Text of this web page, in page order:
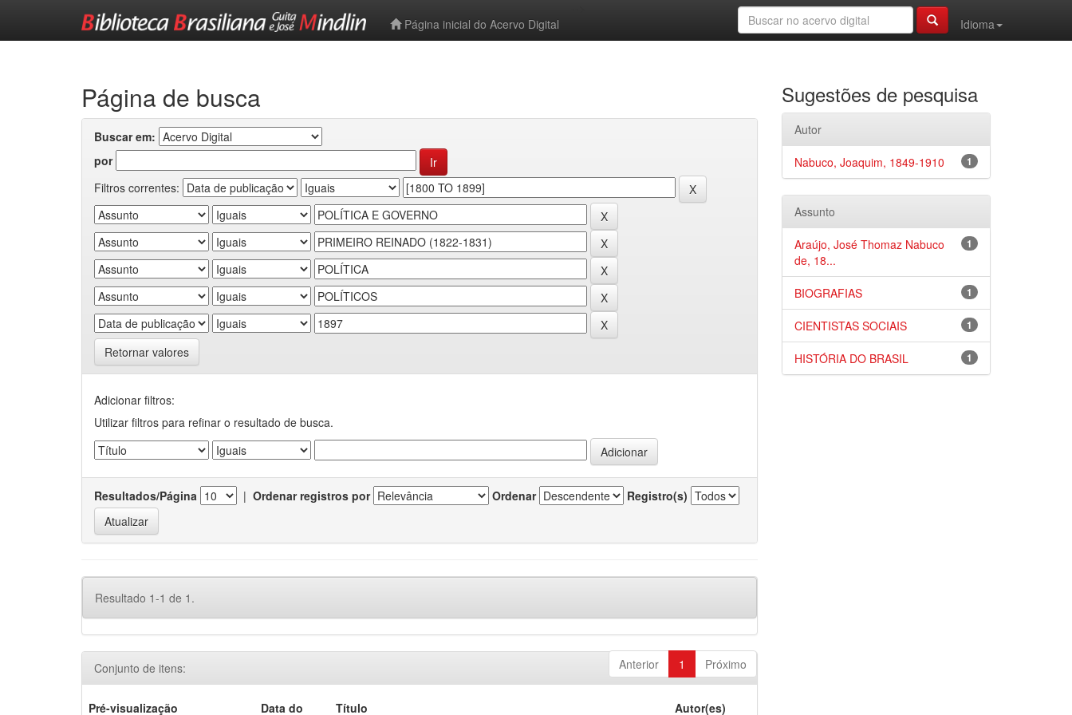
Página inicial do Acervo Digital
Idioma
Página de busca
Buscar em:
por
Filtros correntes:
Retornar valores
Adicionar filtros:
Utilizar filtros para refinar o resultado de busca.
Resultados/Página | Ordenar registros por Ordenar Registro(s)
Resultado 1-1 de 1.
Anterior 1 Próximo
Conjunto de itens:
Pré-visualização
Data do
Título Autor(es)
Sugestões de pesquisa
Autor
1
Nabuco, Joaquim, 1849-1910
Assunto
1
Araújo, José Thomaz Nabuco
de, 18...
1
BIOGRAFIAS
1
CIENTISTAS SOCIAIS
1
HISTÓRIA DO BRASIL